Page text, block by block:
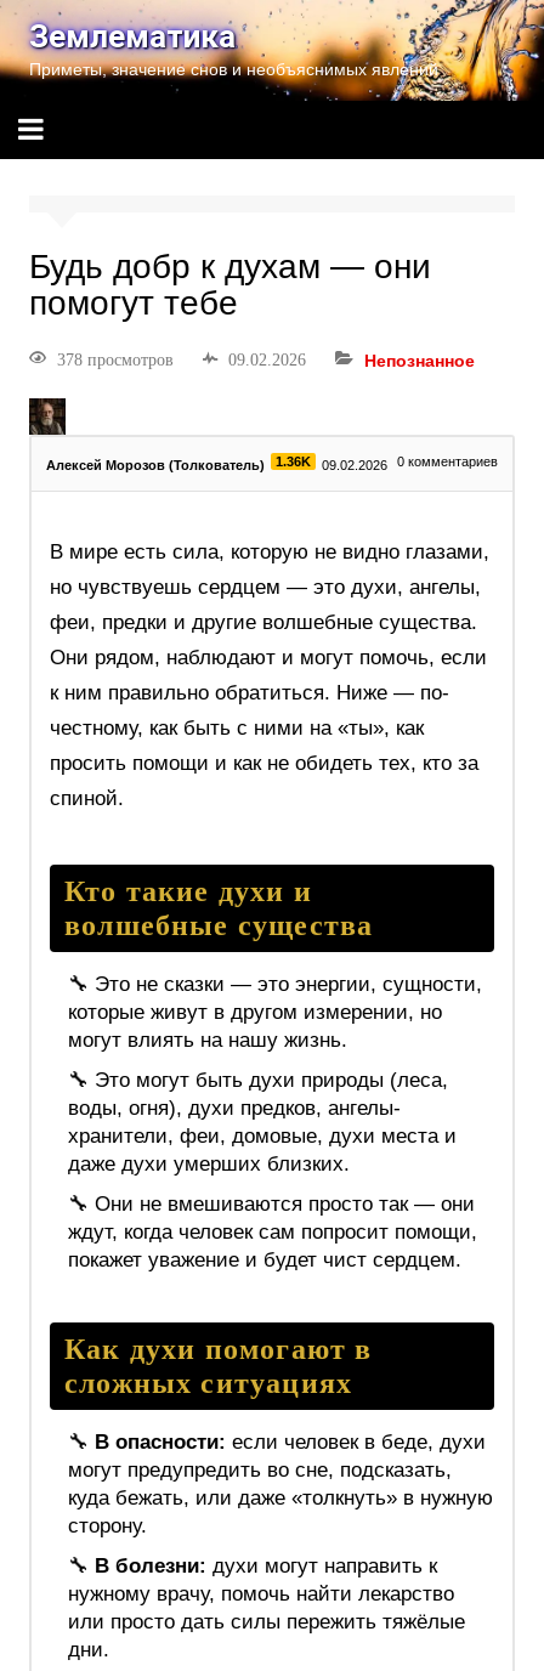
Землематика
Приметы, значение снов и необъяснимых явлений
Будь добр к духам — они
помогут тебе
378 просмотров 09.02.2026 Непознанное
Алексей Морозов (Толкователь) 1.36K 09.02.2026 0 комментариев
В мире есть сила, которую не видно глазами,
но чувствуешь сердцем — это духи, ангелы,
феи, предки и другие волшебные существа.
Они рядом, наблюдают и могут помочь, если
к ним правильно обратиться. Ниже — по-
честному, как быть с ними на «ты», как
просить помощи и как не обидеть тех, кто за
спиной.
Кто такие духи и
волшебные существа
🔧 Это не сказки — это энергии, сущности,
которые живут в другом измерении, но
могут влиять на нашу жизнь.
🔧 Это могут быть духи природы (леса,
воды, огня), духи предков, ангелы-
хранители, феи, домовые, духи места и
даже духи умерших близких.
🔧 Они не вмешиваются просто так — они
ждут, когда человек сам попросит помощи,
покажет уважение и будет чист сердцем.
Как духи помогают в
сложных ситуациях
🔧 В опасности: если человек в беде, духи
могут предупредить во сне, подсказать,
куда бежать, или даже «толкнуть» в нужную
сторону.
🔧 В болезни: духи могут направить к
нужному врачу, помочь найти лекарство
или просто дать силы пережить тяжёлые
дни.